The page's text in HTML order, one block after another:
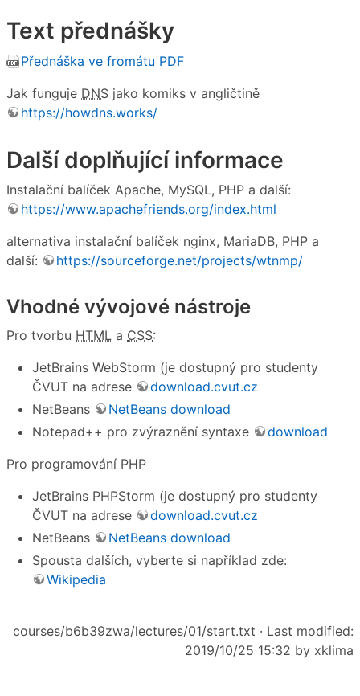
Text přednášky
Přednáška ve fromátu PDF
Jak funguje DNS jako komiks v angličtině
https://howdns.works/
Další doplňující informace
Instalační balíček Apache, MySQL, PHP a další:
https://www.apachefriends.org/index.html
alternativa instalační balíček nginx, MariaDB, PHP a
další:
https://sourceforge.net/projects/wtnmp/
Vhodné vývojové nástroje
Pro tvorbu HTML a CSS:
JetBrains WebStorm (je dostupný pro studenty
ČVUT na adrese
download.cvut.cz
NetBeans
NetBeans download
Notepad++ pro zvýraznění syntaxe
download
Pro programování PHP
JetBrains PHPStorm (je dostupný pro studenty
ČVUT na adrese
download.cvut.cz
NetBeans
NetBeans download
Spousta dalších, vyberte si například zde:
Wikipedia
courses/b6b39zwa/lectures/01/start.txt · Last modified:
2019/10/25 15:32 by xklima